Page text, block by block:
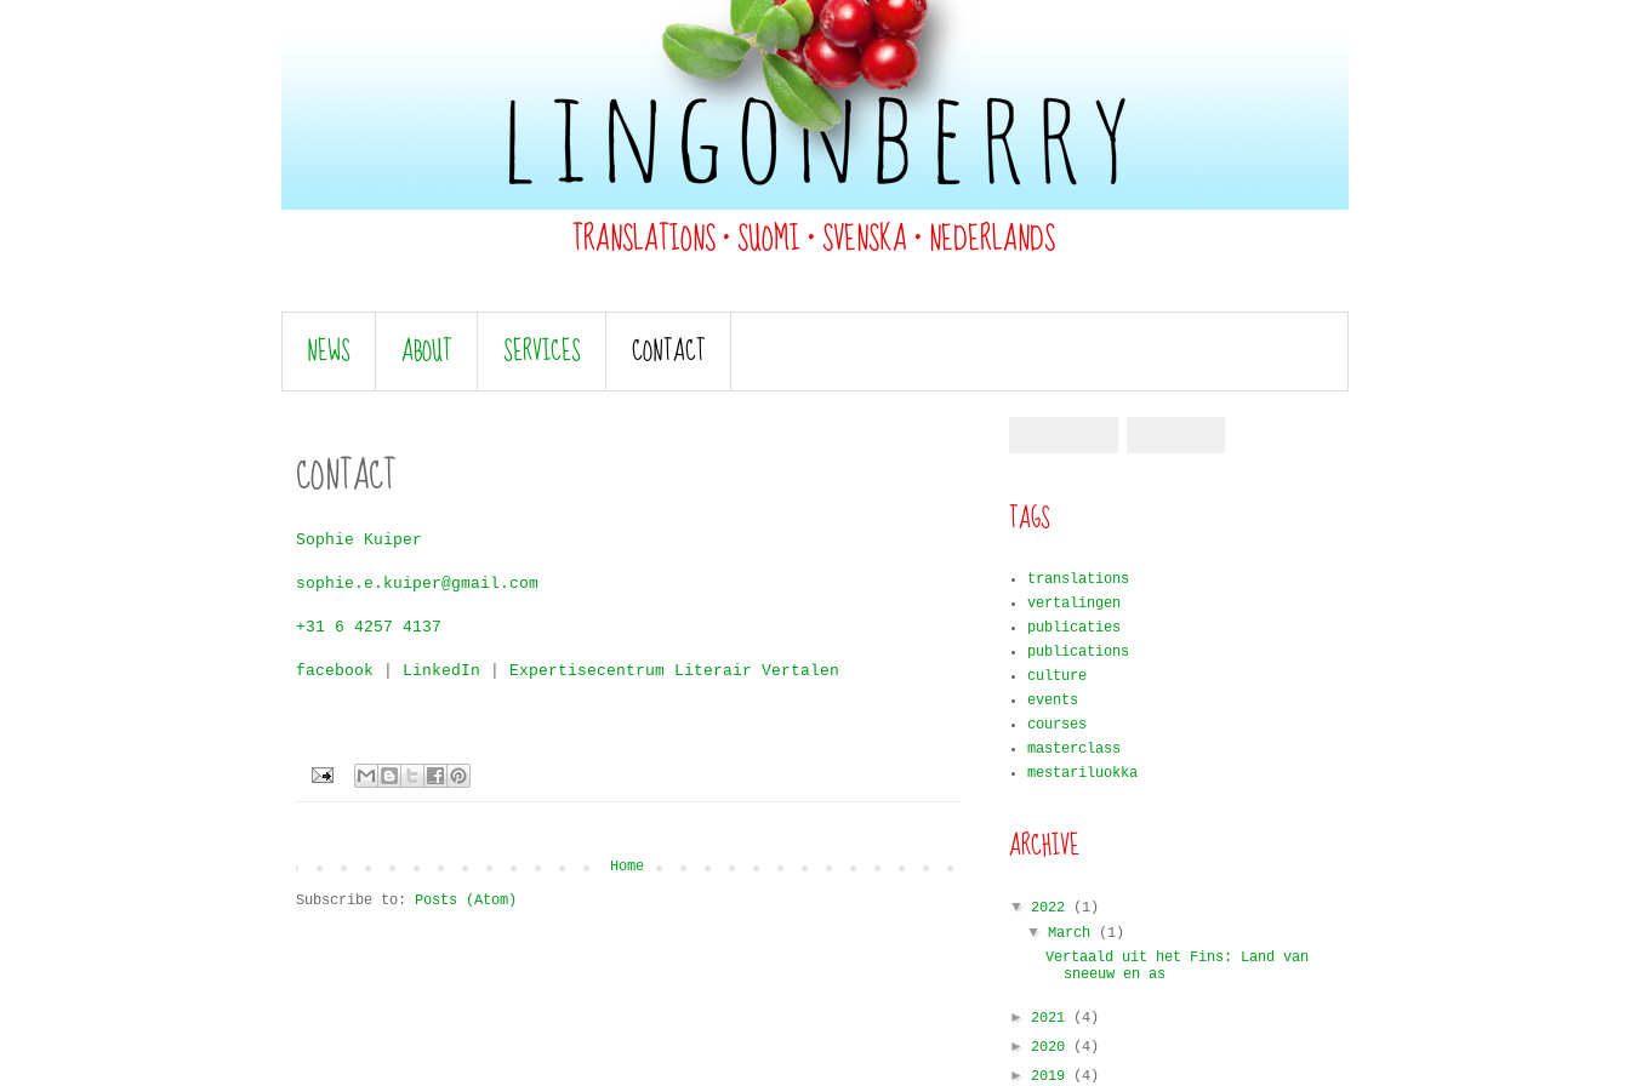
NEWS ABOUT SERVICES CONTACT
TRANSLATIONS•SUOMI•SVENSKA•NEDERLANDS
CONTACT
Sophie Kuiper
sophie.e.kuiper@gmail.com
+31 6 4257 4137
facebook LinkedIn Expertisecentrum Literair Vertalen
Home
Subscribe to: Posts (Atom)
TAGS
translations
vertalingen
publicaties
publications
culture
events
courses
masterclass
mestariluokka
ARCHIVE
▼ 2022
(1)
▼March
(1)
Vertaald uit het Fins: Land van
sneeuw en as
► 2021
(4)
► 2020
(4)
► 2019 (4)